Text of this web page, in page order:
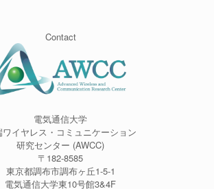
Contact
電気通信大学
ワイヤレス・コミュニケーション
研究センター (AWCC)
〒182-8585
東京都調布市調布ヶ丘1-5-1
電気通信大学東10号館3&4F